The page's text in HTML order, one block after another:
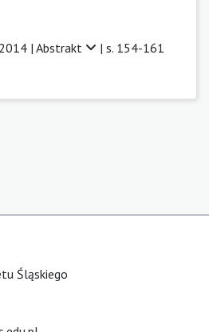
| Abstrakt | s. 154-161
Śląskiego